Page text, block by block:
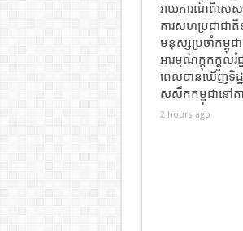
រាយការណ៍ពិសេស
ការសហប្រជាជា
មនុស្សប្រចាំកម្ពុជ
អារម្មណ៍ក្តុកក្តួល
ពេលបានឃើញទិដ្
សសឹកកម្ពុជានៅត
2 hours ago